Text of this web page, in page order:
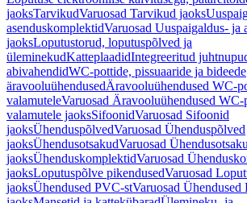
jaoksTarvikudVaruosad Tarvikud jaoks
asenduskomplektidVaruosad Uuspaigaldus- ja
jaoksLoputustorud, loputuspõlved ja
üleminekudKatteplaadidIntegreeritud
abivahendidWC-pottide, pissuaaride ja bideede
äravooluühendusedÄravooluühendused WC-
valamuteleVaruosad Äravooluühendused WC-
valamutele jaoksSifoonidVaruosad Sifoonid
jaoksÜhenduspõlvedVaruosad Ühenduspõlved
jaoksÜhendusotsakudVaruosad
jaoksÜhenduskomplektidVaruosad
jaoksLoputuspõlve pikendusedVaruosad
jaoksÜhendused PVC-stVaruosad Ühendused